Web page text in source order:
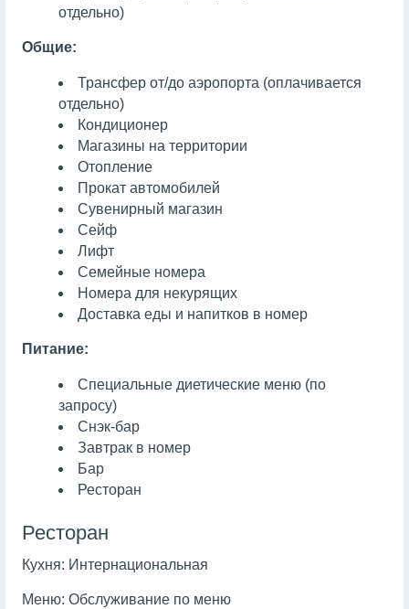
отдельно)
Общие:
Трансфер от/до аэропорта (оплачивается
отдельно)
Кондиционер
Магазины на территории
Отопление
Прокат автомобилей
Сувенирный магазин
Сейф
Лифт
Семейные номера
Номера для некурящих
Доставка еды и напитков в номер
Питание:
Специальные диетические меню (по
запросу)
Снэк-бар
Завтрак в номер
Бар
Ресторан
Ресторан
Кухня: Интернациональная
Меню: Обслуживание по меню